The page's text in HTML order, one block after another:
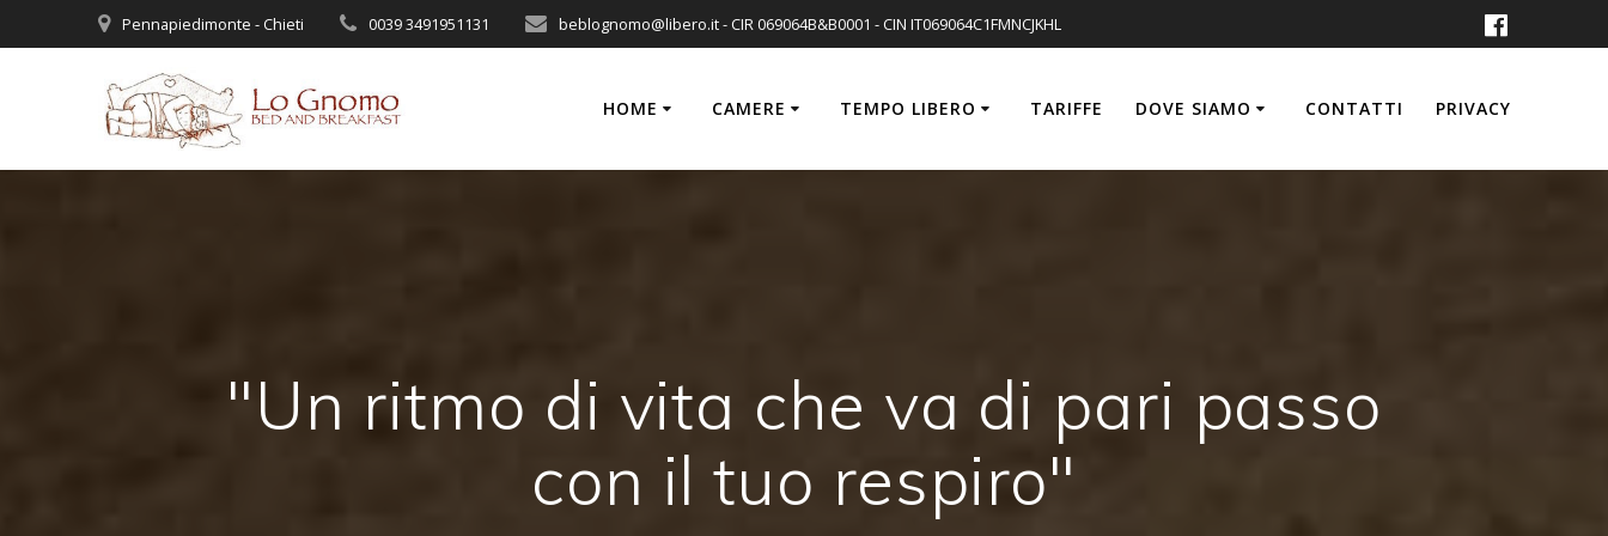
al
Pennapiedimonte - Chieti 0039 3491951131 beblognomo@libero.it - CIR 069064B&B0001 - CIN IT069064C1FMNCJKHL
HOME CAMERE TEMPO LIBERO TARIFFE DOVE SIAMO CONTATTI PRIVACY
"Un ritmo di vita che va di pari passo
con il tuo respiro"